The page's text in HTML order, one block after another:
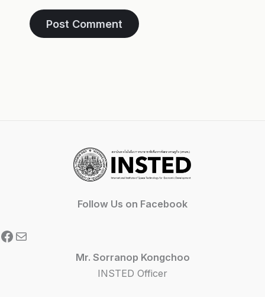
Follow Us on Facebook
Facebook
Mail
Mr. Sorranop Kongchoo
INSTED Officer